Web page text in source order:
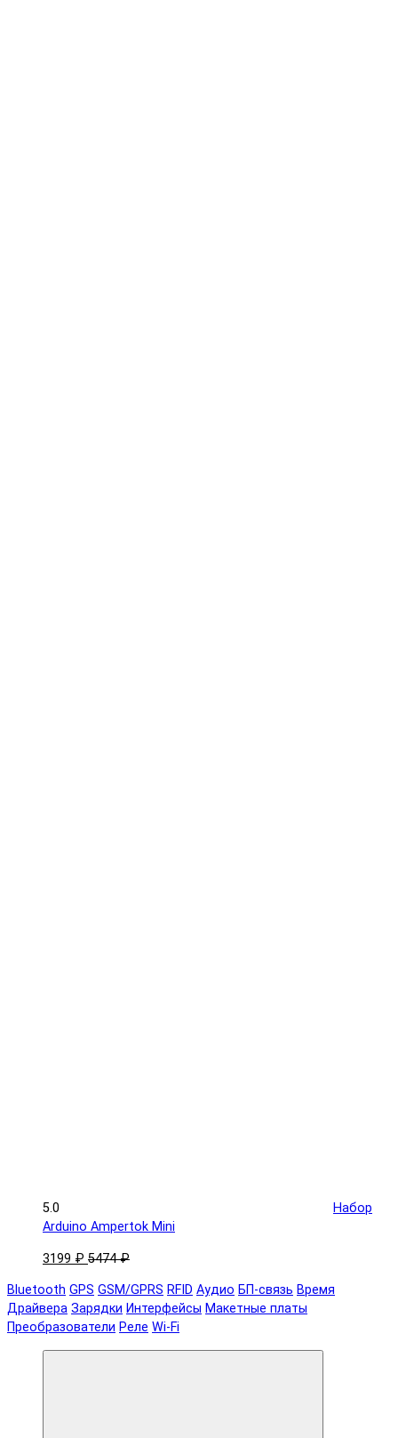
5.0
Набор
Arduino Ampertok Mini
3199 ₽ 5474 ₽
Bluetooth GPS GSM/GPRS RFID Аудио БП-связь Время
Драйвера Зарядки Интерфейсы Макетные платы
Преобразователи Реле Wi-Fi